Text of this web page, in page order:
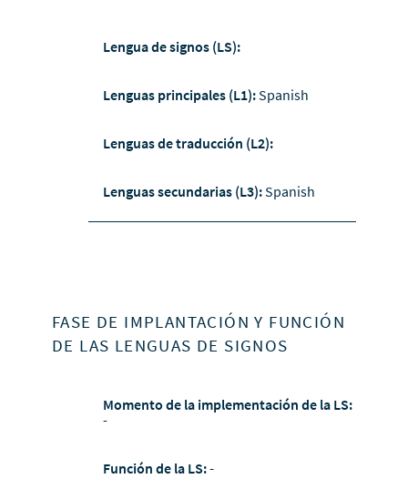
Lengua de signos (LS):
Lenguas principales (L1):Spanish
Lenguas de traducción (L2):
Lenguas secundarias (L3):Spanish
FASE DE IMPLANTACIÓN Y FUNCIÓN
DE LAS LENGUAS DE SIGNOS
Momento de la implementación de la LS:
-
Función de la LS:-